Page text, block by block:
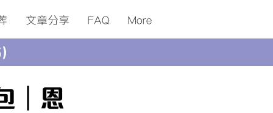
​文章分享 FAQ More
｜恩